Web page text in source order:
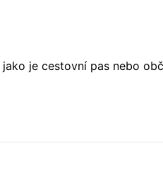
je cestovní pas nebo